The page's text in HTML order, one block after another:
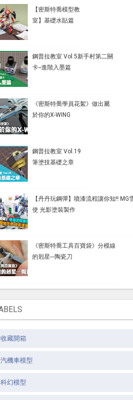
【密斯特喬模型教
室】基礎水貼篇
鋼普拉教室 Vol.5新手村第二關
卡--進階入墨篇
《密斯特喬學員花絮》做出屬
於你的X-WING
鋼普拉教室 Vol.19
筆塗技基礎之章
【丹丹玩鋼彈】噴漆流程讓你知!! MG
使 光影塗裝製作
《密斯特喬工具百寶袋》分模線
的剋星─陶瓷刀
收藏開箱
汽機車模型
科幻模型